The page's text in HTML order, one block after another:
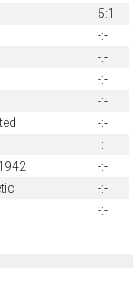
5:1
-:-
-:-
-:-
-:-
-:-
-:-
-:-
-:-
-:-